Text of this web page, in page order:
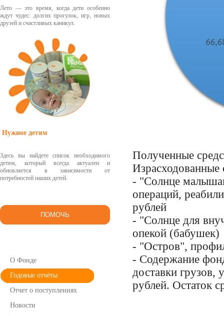
Лето — это время, когда дети особенно
ждут чудес: долгих прогулок, игр, новых
друзей и счастливых каникул.
Нужное детям
Здесь вы найдете список необходимого
детям, который всегда актуален и
обновляется в зависимости от
потребностей наших детей.
ПОМОЧЬ
О Фонде
Годовые отчёты
Отчет о поступлениях
Новости
Полученные
Израсходованные
- "Солнце
операций,
рублей
- "Солнце для
опекой
- "Остров",
- Содержание
доставки грузов,
рублей. Остаток